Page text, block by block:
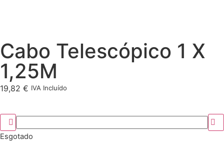
Cabo Telescópico 1 X
1,25M
19,82 € IVA Incluído
Esgotado